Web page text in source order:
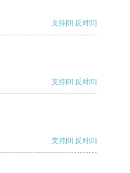
支持[0] 反对[0]
支持[0] 反对[0]
支持[0] 反对[0]